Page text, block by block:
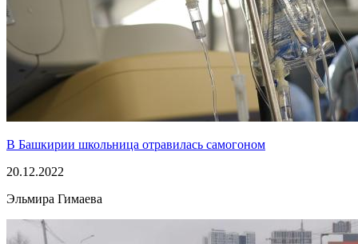
В Башкирии школьница отравилась самогоном
20.12.2022
Эльмира Гимаева